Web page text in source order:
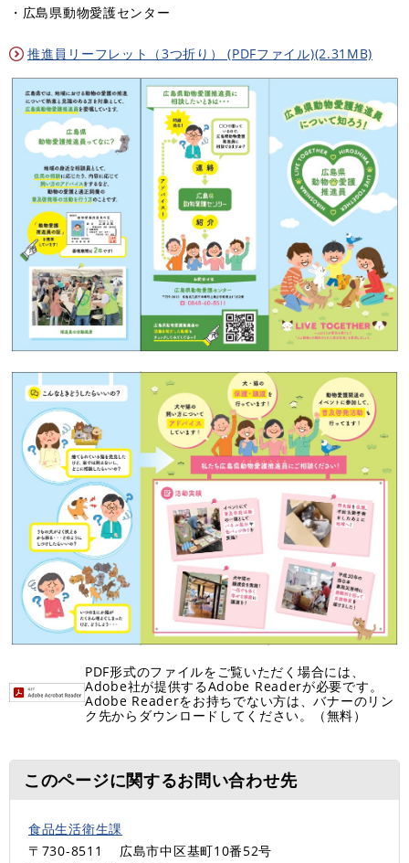
・広島県動物愛護センター
推進員リーフレット（3つ折り） (PDFファイル)(2.31MB)
PDF形式のファイルをご覧いただく場合には、
Adobe社が提供するAdobe Readerが必要です。
Adobe Readerをお持ちでない方は、バナーのリン
ク先からダウンロードしてください。（無料）
このページに関するお問い合わせ先
食品生活衛生課
〒730-8511
広島市中区基町10番52号